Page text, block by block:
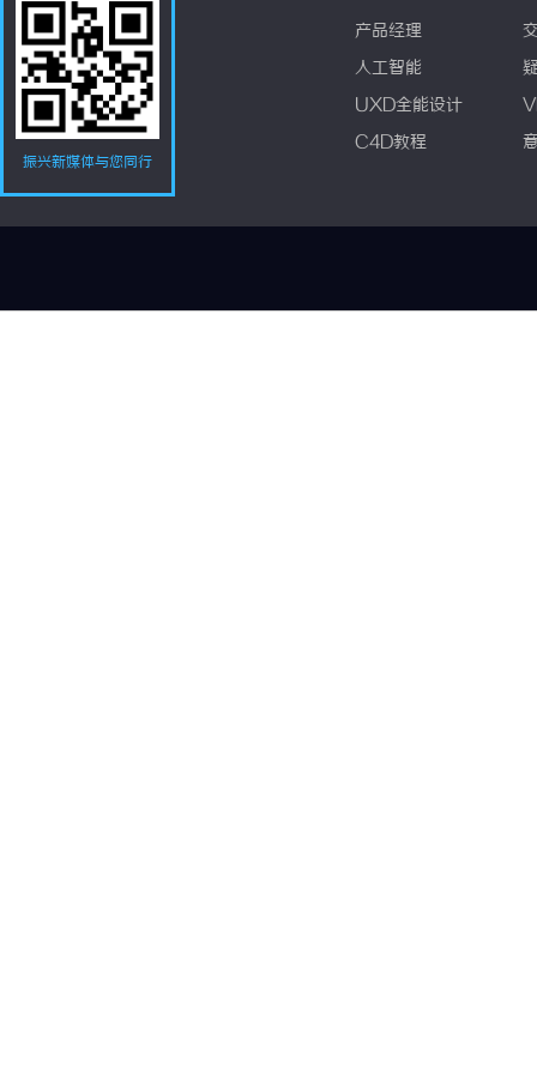
振兴新媒体与您同行
产品经理
人工智能
UXD全能设计
C4D教程